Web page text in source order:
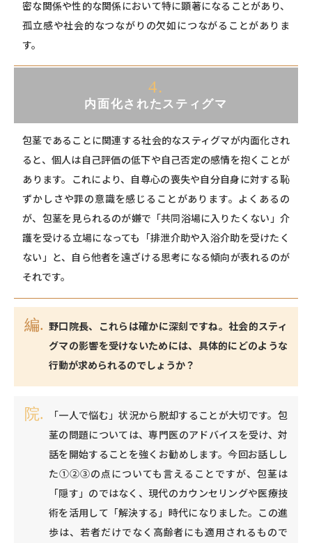
密な関係や性的な関係において特に顕著になることがあり、
孤立感や社会的なつながりの欠如につながることがありま
す。
4.
内面化されたスティグマ
包茎であることに関連する社会的なスティグマが内面化され
ると、個人は自己評価の低下や自己否定の感情を抱くことが
あります。これにより、自尊心の喪失や自分自身に対する恥
ずかしさや罪の意識を感じることがあります。よくあるの
が、包茎を見られるのが嫌で「共同浴場に入りたくない」介
護を受ける立場になっても「排泄介助や入浴介助を受けたく
ない」と、自ら他者を遠ざける思考になる傾向が表れるのが
それです。
野口院長、これらは確かに深刻ですね。社会的スティ
グマの影響を受けないためには、具体的にどのような
行動が求められるのでしょうか？
「一人で悩む」状況から脱却することが大切です。包
茎の問題については、専門医のアドバイスを受け、対
話を開始することを強くお勧めします。今回お話しし
た①②③の点についても言えることですが、包茎は
「隠す」のではなく、現代のカウンセリングや医療技
術を活用して「解決する」時代になりました。この進
歩は、若者だけでなく高齢者にも適用されるもので